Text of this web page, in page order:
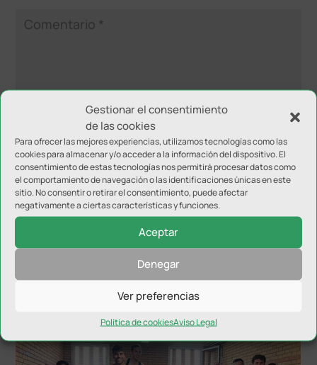
Gestionar el consentimiento
de las cookies
Para ofrecer las mejores experiencias, utilizamos tecnologías como las
cookies para almacenar y/o acceder a la información del dispositivo. El
consentimiento de estas tecnologías nos permitirá procesar datos como
el comportamiento de navegación o las identificaciones únicas en este
sitio. No consentir o retirar el consentimiento, puede afectar
negativamente a ciertas características y funciones.
Aceptar
Denegar
Ver preferencias
Política de cookiesAviso Legal